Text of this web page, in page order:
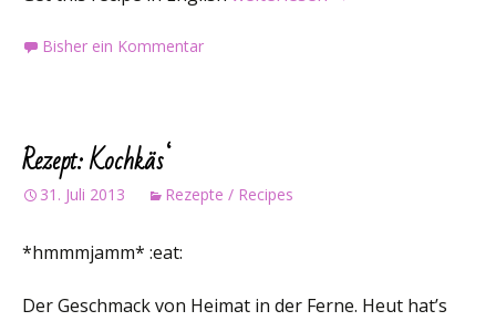
Bisher ein Kommentar
Rezept: Kochkäs‘
31. Juli 2013 Rezepte / Recipes
*hmmmjamm* :eat:
Der Geschmack von Heimat in der Ferne. Heut hat’s